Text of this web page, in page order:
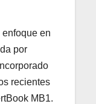
en
por
recientes
MB1.